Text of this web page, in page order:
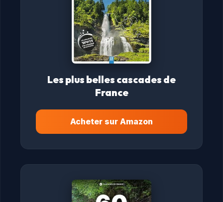
Les plus belles cascades de
France
Acheter sur Amazon